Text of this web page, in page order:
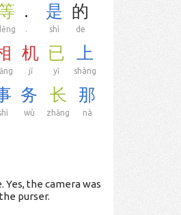
.
.
是
shì
的
de
机
jī
已
yǐ
上
shàng
务
wù
长
zhǎng
那
nà
Yes, the camera was
purser.